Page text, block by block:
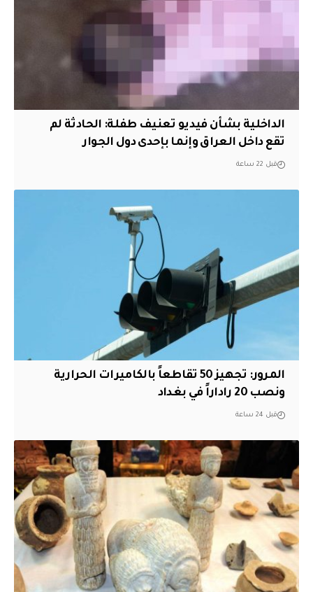
الداخلية بشأن فيديو تعنيف طفلة: الحادثة لم
تقع داخل العراق وإنما بإحدى دول الجوار
قبل 22 ساعة
المرور: تجهيز 50 تقاطعاً بالكاميرات الحرارية
ونصب 20 راداراً في بغداد
قبل 24 ساعة